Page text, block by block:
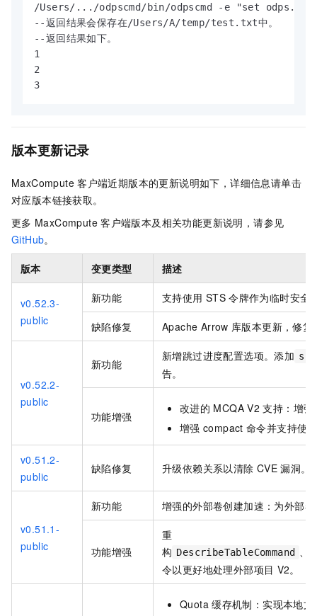
/Users/.../odpscmd/bin/odpscmd -e "set
--返回结果会保存在/Users/A/temp/test.txt中。
--返回结果如下。
1
2
3
版本更新记录
MaxCompute 客户端近期版本的更新说明如下，详细信息请单击
对应版本链接获取。
更多 MaxCompute 客户端版本及相关功能更新说明，请参见
GitHub。
版本 变更类型 描述
v0.52.3-
public
新功能 支持使用 STS 令牌作为临时安全
缺陷修复 Apache Arrow 库版本更新，修复
v0.52.2-
public
新功能
新增跳过进度配置选项。添加
告。
功能增强
改进的 MCQA V2 支持：增
增强 compact 命令并支持使
v0.51.2-
public
缺陷修复 升级依赖关系以清除 CVE 漏洞。
v0.51.1-
public
新功能 增强的外部卷创建加速：为外部
功能增强
重
构 DescribeTableCommand 、
令以更好地处理外部项目 V2。
Quota 缓存机制：实现本地